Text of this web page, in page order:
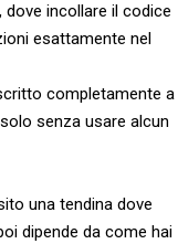
incollare il codice
esattamente nel
completamente a
senza usare alcun
una tendina dove
dipende da come hai